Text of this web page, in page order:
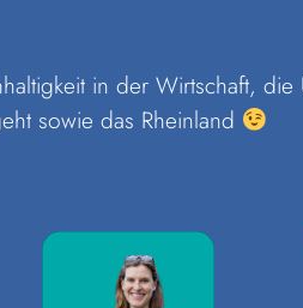
in der Wirtschaft,
sowie das Rheinland